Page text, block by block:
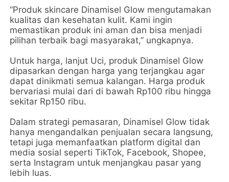
“Produk skincare Dinamisel Glow mengutamakan
kualitas dan kesehatan kulit. Kami ingin
memastikan produk ini aman dan bisa menjadi
pilihan terbaik bagi masyarakat,” ungkapnya.
Untuk harga, lanjut Uci, produk Dinamisel Glow
dipasarkan dengan harga yang terjangkau agar
dapat dinikmati semua kalangan. Harga produk
bervariasi mulai dari di bawah Rp100 ribu hingga
sekitar Rp150 ribu.
Dalam strategi pemasaran, Dinamisel Glow tidak
hanya mengandalkan penjualan secara langsung,
tetapi juga memanfaatkan platform digital dan
media sosial seperti TikTok, Facebook, Shopee,
serta Instagram untuk menjangkau pasar yang
lebih luas.